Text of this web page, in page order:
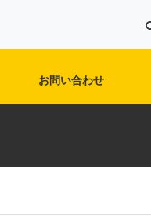
お問い合わせ